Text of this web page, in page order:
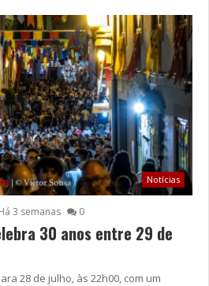
Notícias
3 semanas 0
30 anos entre 29 de
28 de julho, às 22h00, com um